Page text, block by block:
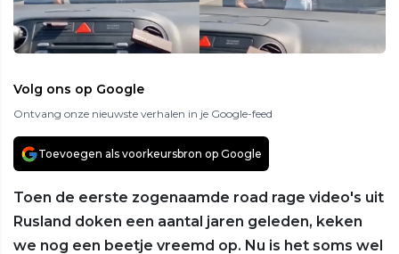
Volg ons op Google
Ontvang onze nieuwste verhalen in je Google-feed
Toevoegen als voorkeursbron op Google
Toen de eerste zogenaamde road rage video's uit
Rusland doken een aantal jaren geleden, keken
we nog een beetje vreemd op. Nu is het soms wel